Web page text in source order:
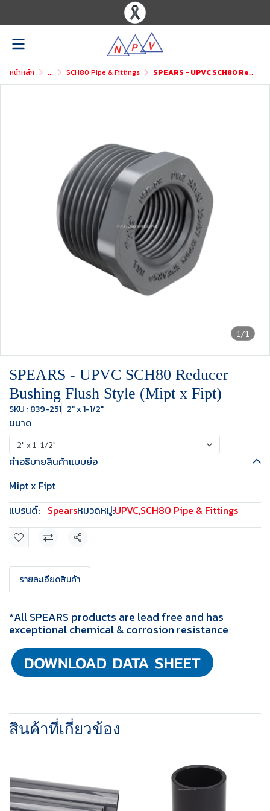
หน้าหลัก ... SCH80 Pipe & Fittings SPEARS - UPVC SCH80 Reducer Bushing Flush Style (Mipt x Fipt)
1/1
SPEARS - UPVC SCH80 Reducer
Bushing Flush Style (Mipt x Fipt)
SKU : 839-251 2" x 1-1/2"
ขนาด
2" x 1-1/2"
คำอธิบายสินค้าแบบย่อ
Mipt x Fipt
แบรนด์: Spearsหมวดหมู่:UPVC,SCH80 Pipe & Fittings
แชร์
รายละเอียดสินค้า
*All SPEARS products are lead free and has
exceptional chemical & corrosion resistance
สินค้าที่เกี่ยวข้อง